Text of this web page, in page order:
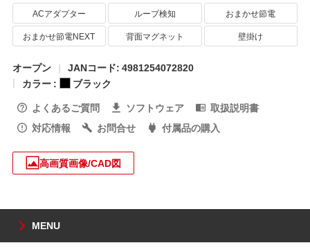
ACアダプター ループ検知
おまかせ節電
おまかせ節電NEXT
背面マグネット 壁掛け
オープン
JANコード: 4981254072820
カラー :
ブラック
よくあるご質問
ソフトウェア
取扱説明書
対応情報
お問合せ 付属品の購入
高画質画像/CAD図
MENU